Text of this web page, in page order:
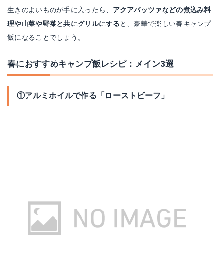
生きのよいものが手に入ったら、 アクアパッツァなどの煮込み料
理や山菜や野菜と共にグリルにすると、豪華で楽しい春キャンプ
飯になることでしょう。
春におすすめキャンプ飯レシピ：メイン3選
①アルミホイルで作る「ローストビーフ」